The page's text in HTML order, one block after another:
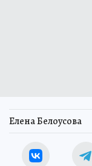
Елена Белоусова